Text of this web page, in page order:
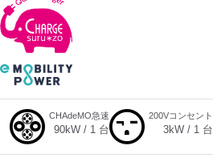
CHAdeMO急速
90kW / 1 台
200Vコンセント
3kW / 1 台